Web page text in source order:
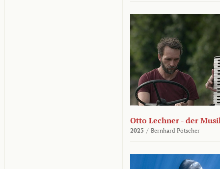
Otto Lechner - der
2025 / Bernhard Pötscher